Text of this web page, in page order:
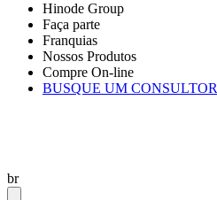
Hinode Group
Faça parte
Franquias
Nossos Produtos
Compre On-line
BUSQUE UM CONSULTOR
br